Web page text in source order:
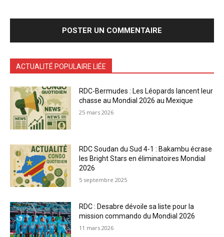
ACTUALITÉ POPULAIRE LIÉE
RDC-Bermudes : Les Léopards lancent leur
chasse au Mondial 2026 au Mexique
25 mars 2026
RDC Soudan du Sud 4-1 : Bakambu écrase
les Bright Stars en éliminatoires Mondial
2026
5 septembre 2025
RDC : Desabre dévoile sa liste pour la
mission commando du Mondial 2026
11 mars 2026